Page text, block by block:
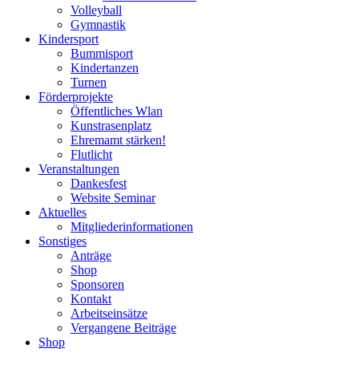
Volleyball
Gymnastik
Kindersport
Bummisport
Kindertanzen
Turnen
Förderprojekte
Öffentliches Wlan
Kunstrasenplatz
Ehremamt stärken!
Flutlicht
Veranstaltungen
Dankesfest
Website Seminar
Aktuelles
Mitgliederinformationen
Sonstiges
Anträge
Shop
Sponsoren
Kontakt
Arbeitseinsätze
Vergangene Beiträge
Shop